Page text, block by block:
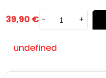
39,90 € - +
undefined